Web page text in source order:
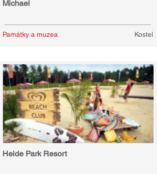
Michael
Památky a muzea Kostel
Heide Park Resort